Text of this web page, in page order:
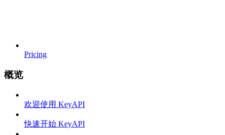
Pricing
概览
欢迎使用 KeyAPI
快速开始 KeyAPI